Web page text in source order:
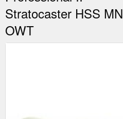
Stratocaster HSS MN
OWT